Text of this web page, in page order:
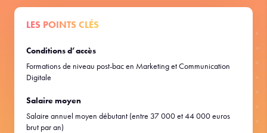
LES POINTS CLÉS
Conditions d’accès
Formations de niveau post-bac en Marketing et Communication
Digitale
Salaire moyen
Salaire annuel moyen débutant (entre 37 000 et 44 000 euros
brut par an)